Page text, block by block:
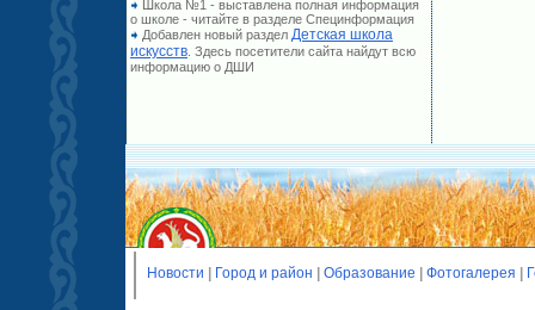
Школа №1 - выставлена полная информация
о школе - читайте в разделе Специнформация
Добавлен новый раздел Детская школа
искусств . Здесь посетители сайта найдут всю
информацию о ДШИ
Новости Город и район Образование Фотогалерея